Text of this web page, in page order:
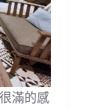
滿的感